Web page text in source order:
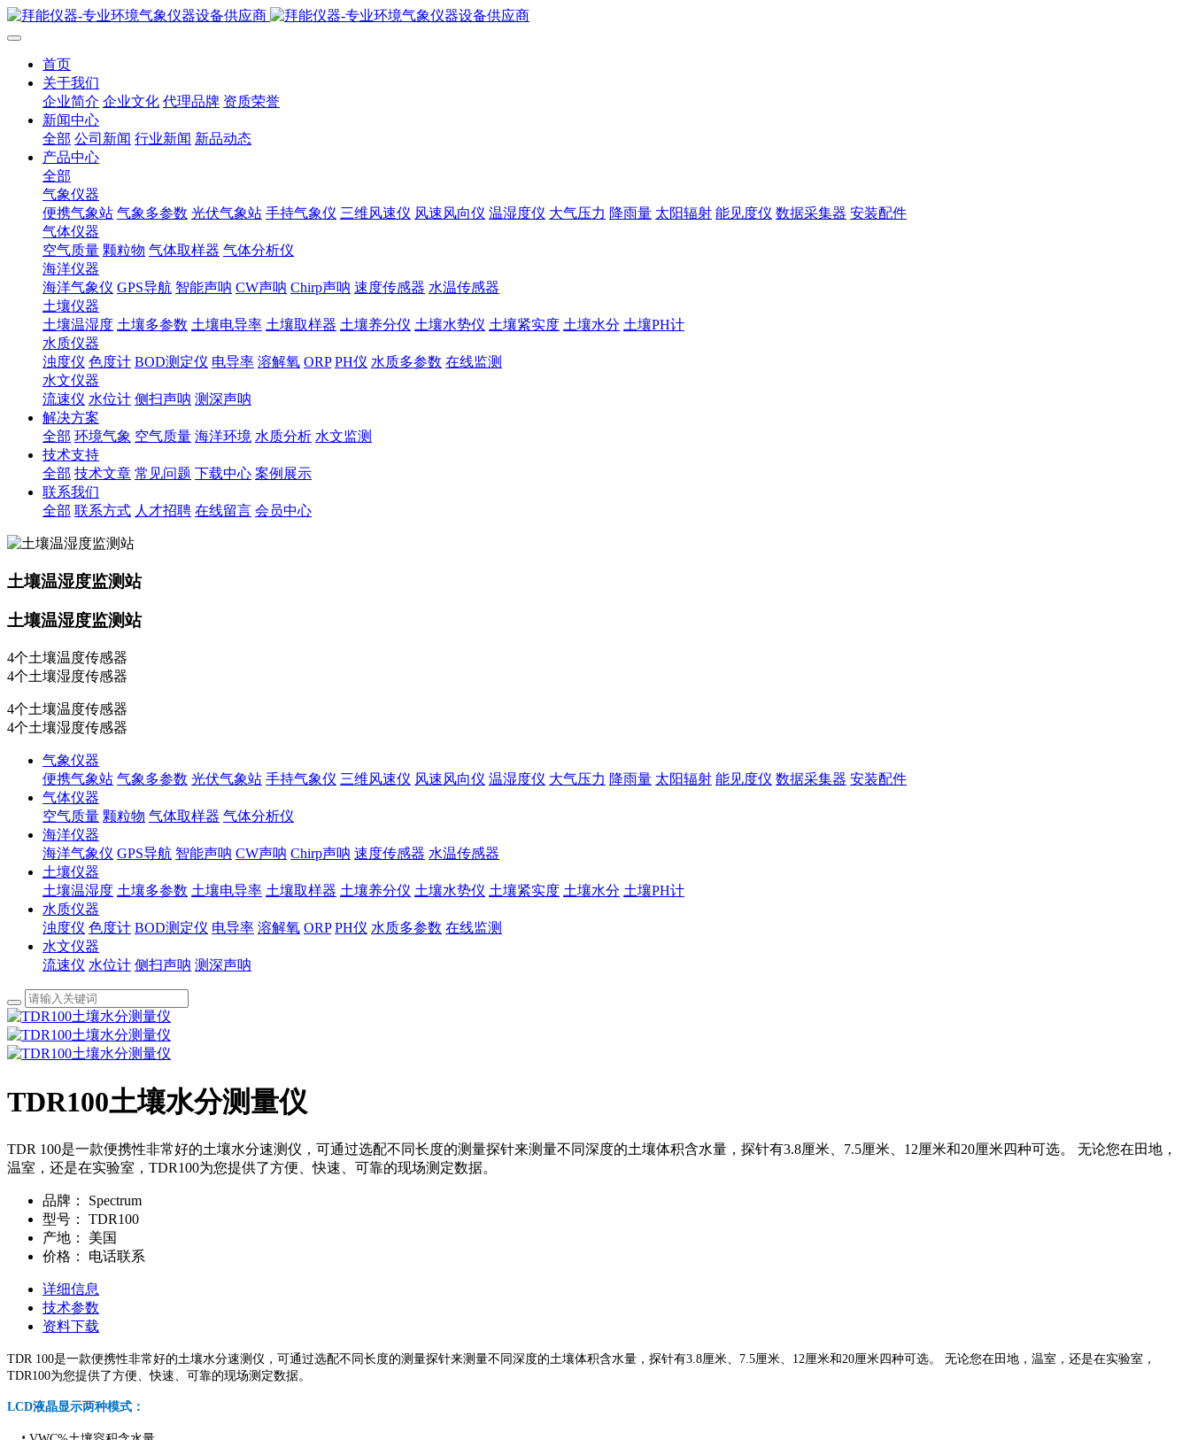
首页
关于我们
企业简介 企业文化 代理品牌 资质荣誉
新闻中心
全部 公司新闻 行业新闻 新品动态
产品中心
全部
气象仪器
便携气象站 气象多参数 光伏气象站 手持气象仪 三维风速仪 风速风向仪 温湿度仪 大气压力 降雨量 太阳辐射 能见度仪 数据采集器 安装配件
气体仪器
空气质量 颗粒物 气体取样器 气体分析仪
海洋仪器
海洋气象仪 GPS导航 智能声呐 CW声呐 Chirp声呐 速度传感器 水温传感器
土壤仪器
土壤温湿度 土壤多参数 土壤电导率 土壤取样器 土壤养分仪 土壤水势仪 土壤紧实度 土壤水分 土壤PH计
水质仪器
浊度仪 色度计 BOD测定仪 电导率 溶解氧 ORP PH仪 水质多参数 在线监测
水文仪器
流速仪 水位计 侧扫声呐 测深声呐
解决方案
全部 环境气象 空气质量 海洋环境 水质分析 水文监测
技术支持
全部 技术文章 常见问题 下载中心 案例展示
联系我们
全部 联系方式 人才招聘 在线留言 会员中心
土壤温湿度监测站
土壤温湿度监测站
4个土壤温度传感器
4个土壤湿度传感器
4个土壤温度传感器
4个土壤湿度传感器
气象仪器
便携气象站 气象多参数 光伏气象站 手持气象仪 三维风速仪 风速风向仪 温湿度仪 大气压力 降雨量 太阳辐射 能见度仪 数据采集器 安装配件
气体仪器
空气质量 颗粒物 气体取样器 气体分析仪
海洋仪器
海洋气象仪 GPS导航 智能声呐 CW声呐 Chirp声呐 速度传感器 水温传感器
土壤仪器
土壤温湿度 土壤多参数 土壤电导率 土壤取样器 土壤养分仪 土壤水势仪 土壤紧实度 土壤水分 土壤PH计
水质仪器
浊度仪 色度计 BOD测定仪 电导率 溶解氧 ORP PH仪 水质多参数 在线监测
水文仪器
流速仪 水位计 侧扫声呐 测深声呐
TDR100土壤水分测量仪
TDR 100是一款便携性非常好的土壤水分速测仪，可通过选配不同长度的测量探针来测量不同深度的土壤体积含水量，探针有3.8厘米、7.5厘米、12厘米和20厘米四种可选。 无论您在田地，
温室，还是在实验室，TDR100为您提供了方便、快速、可靠的现场测定数据。
品牌：
Spectrum
型号：
TDR100
产地：
美国
价格：
电话联系
详细信息
技术参数
资料下载
TDR 100是一款便携性非常好的土壤水分速测仪，可通过选配不同长度的测量探针来测量不同深度的土壤体积含水量，探针有3.8厘米、7.5厘米、12厘米和20厘米四种可选。 无论您在田地，温室，还是在实验室，
TDR100为您提供了方便、快速、可靠的现场测定数据。
LCD液晶显示两种模式：